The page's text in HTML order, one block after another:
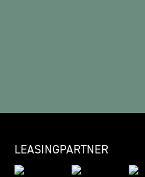
LEASINGPARTNER